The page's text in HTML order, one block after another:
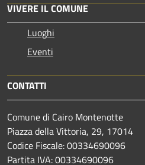
VIVERE IL COMUNE
Luoghi
Eventi
CONTATTI
Comune di Cairo Montenotte
Piazza della Vittoria, 29, 17014
Codice Fiscale: 00334690096
Partita IVA: 00334690096